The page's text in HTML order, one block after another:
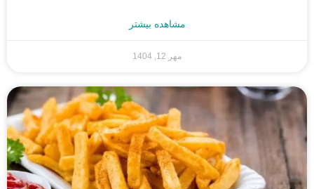
مشاهده بیشتر
مهر 12, 1404